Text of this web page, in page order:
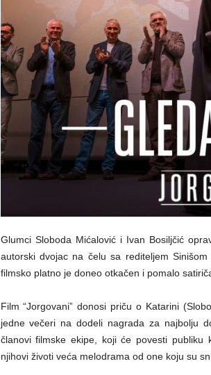
Glumci Sloboda Mićalović i Ivan Bosiljčić
autorski dvojac na čelu sa rediteljem
filmsko platno je doneo otkačen i pomalo
Film “Jorgovani” donosi priču o Katarini
jedne večeri na dodeli nagrada za najbolju
članovi filmske ekipe, koji će povesti
njihovi životi veća melodrama od one koju su